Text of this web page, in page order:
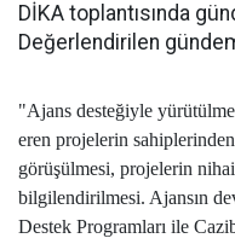
DİKA toplantısında
Değerlendirilen
"Ajans desteğiyle
eren projelerin
görüşülmesi, projelerin
bilgilendirilmesi. Ajansın
Destek Programları ile